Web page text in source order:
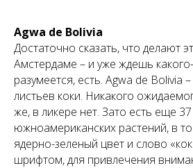
Agwa de Bolivia
Достаточно сказать, что делают
Амстердаме – и уже ждешь
разумеется, есть. Agwa de Bolivia
листьев коки. Никакого
же, в ликере нет. Зато есть еще
южноамериканских растений, в
ядерно-зеленый цвет и слово
шрифтом, для привлечения